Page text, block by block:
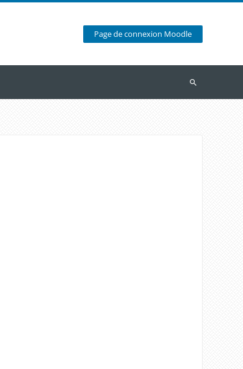
Page de connexion Moodle
Recherche